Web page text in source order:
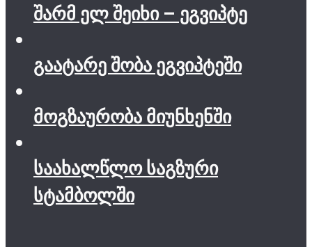
შარმ ელ შეიხი – ეგვიპტე
გაატარე შობა ეგვიპტეში
მოგზაურობა მიუნხენში
საახალწლო საგზური
სტამბოლში